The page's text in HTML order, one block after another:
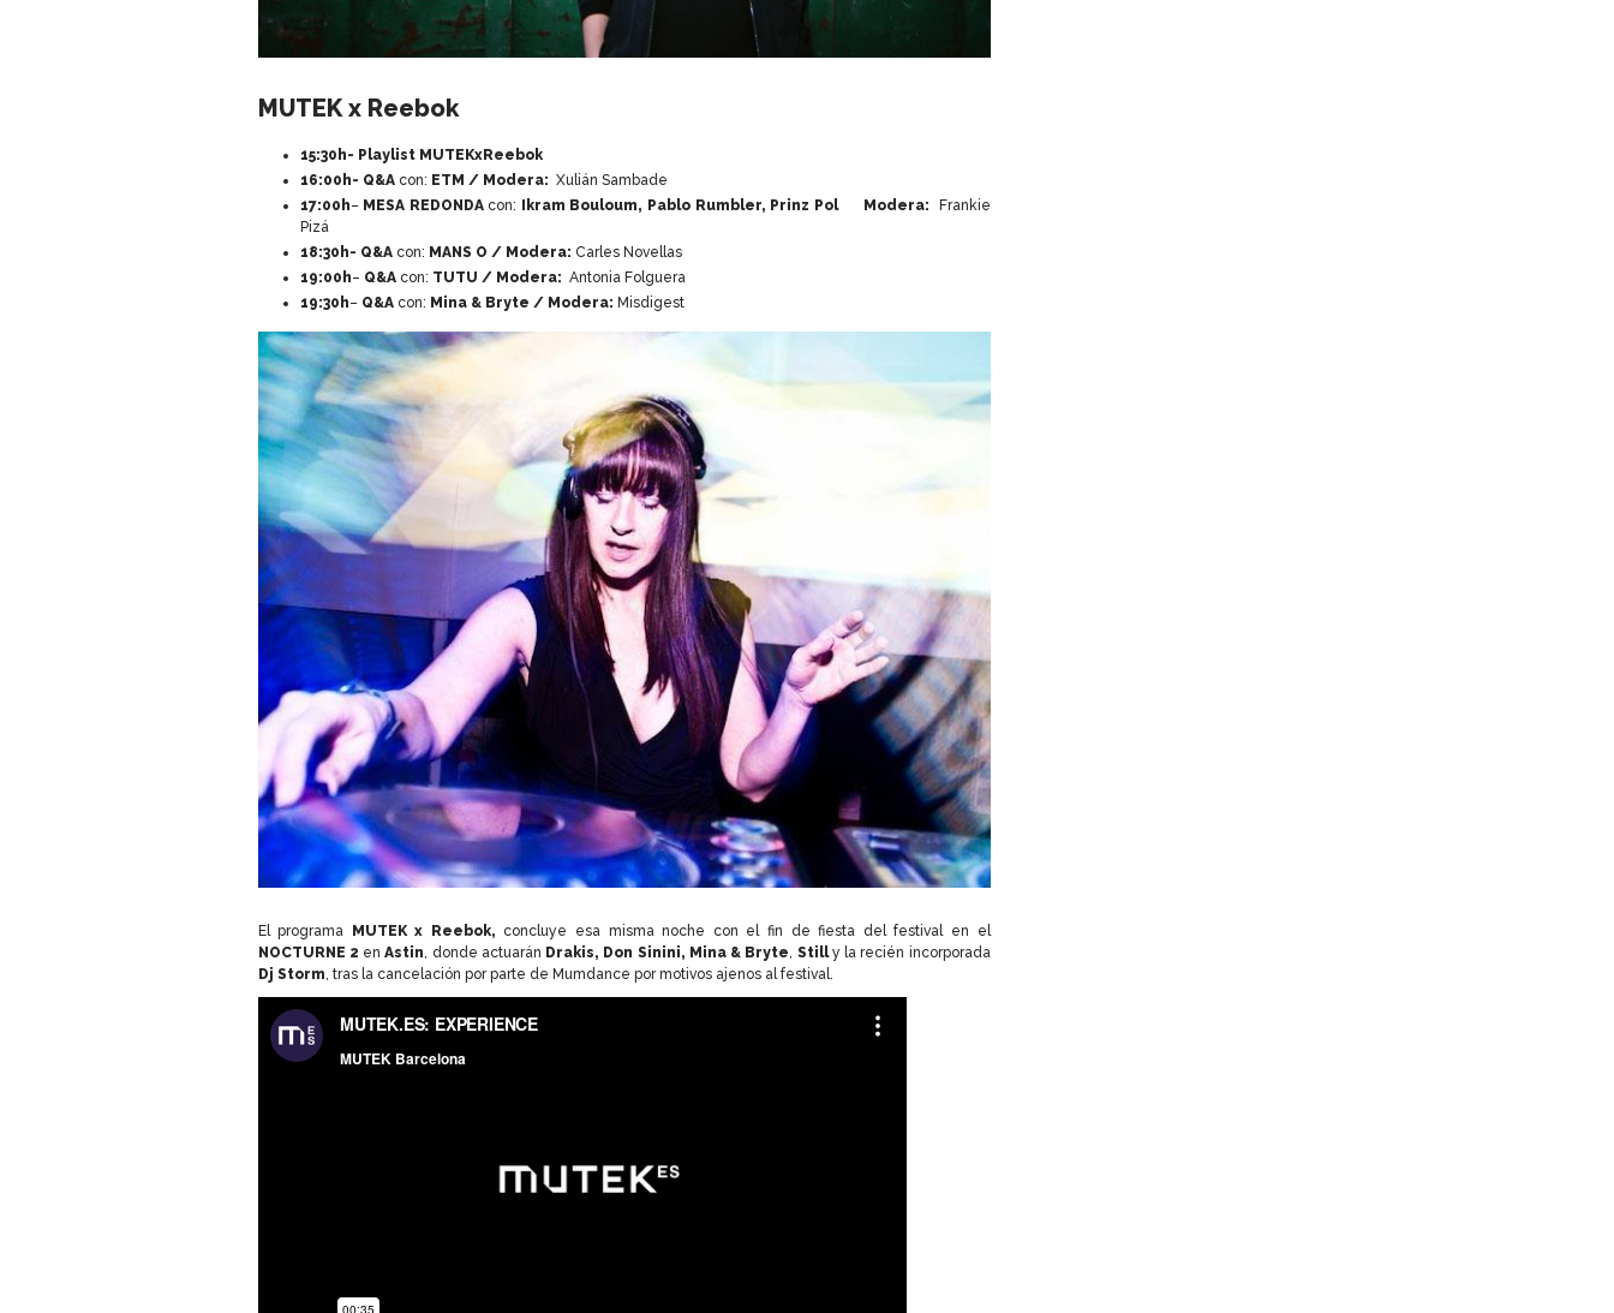
MUTEK x Reebok
15:30h- Playlist MUTEKxReebok
16:00h- Q&A con: ETM / Modera: Xulián Sambade
17:00h– MESA REDONDA con: Ikram Bouloum, Pablo Rumbler, Prinz Pol Modera: Frankie
Pizá
18:30h- Q&A con: MANS O / Modera: Carles Novellas
19:00h– Q&A con: TUTU / Modera: Antonia Folguera
19:30h– Q&A con: Mina & Bryte / Modera: Misdigest
El programa MUTEK x Reebok, concluye esa misma noche con el fin de fiesta del festival en el
NOCTURNE 2 enAstin , donde actuarán Drakis, Don Sinini, Mina & Bryte Stilly la recién incorporada
Dj Storm , tras la cancelación por parte de Mumdance por motivos ajenos al festival.